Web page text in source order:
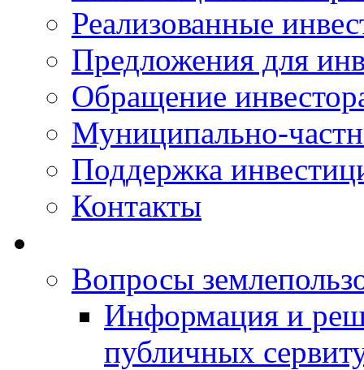
Реализованные
Предложения для
Обращение
Муниципально-
Поддержка
Контакты
Вопросы
Информация и
публичных